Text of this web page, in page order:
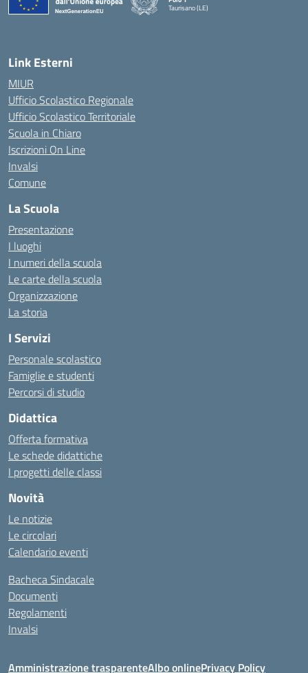
Taurisano (LE)
Link Esterni
MIUR
Ufficio Scolastico Regionale
Ufficio Scolastico Territoriale
Scuola in Chiaro
Iscrizioni On Line
Invalsi
Comune
La Scuola
Presentazione
I luoghi
I numeri della scuola
Le carte della scuola
Organizzazione
La storia
I Servizi
Personale scolastico
Famiglie e studenti
Percorsi di studio
Didattica
Offerta formativa
Le schede didattiche
I progetti delle classi
Novità
Le notizie
Le circolari
Calendario eventi
Bacheca Sindacale
Documenti
Regolamenti
Invalsi
Amministrazione trasparenteAlbo onlinePrivacy Policy